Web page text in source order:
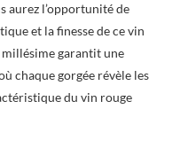
aurez l’opportunité de
et la finesse de ce vin
millésime garantit une
chaque gorgée révèle les
du vin rouge